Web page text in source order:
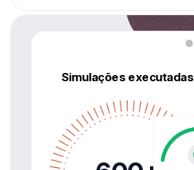
Simulações executadas